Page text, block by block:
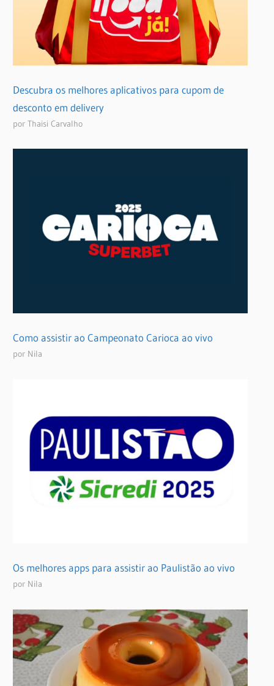
Descubra os melhores aplicativos para cupom de
desconto em delivery
por Thaisi Carvalho
Como assistir ao Campeonato Carioca ao vivo
por Nila
Os melhores apps para assistir ao Paulistão ao vivo
por Nila